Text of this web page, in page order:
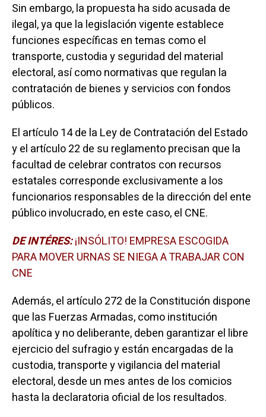
Sin embargo, la propuesta ha sido acusada de
ilegal, ya que la legislación vigente establece
funciones específicas en temas como el
transporte, custodia y seguridad del material
electoral, así como normativas que regulan la
contratación de bienes y servicios con fondos
públicos.
El artículo 14 de la Ley de Contratación del Estado
y el artículo 22 de su reglamento precisan que la
facultad de celebrar contratos con recursos
estatales corresponde exclusivamente a los
funcionarios responsables de la dirección del ente
público involucrado, en este caso, el CNE.
DE INTÉRES:¡INSÓLITO! EMPRESA ESCOGIDA
PARA MOVER URNAS SE NIEGA A TRABAJAR CON
CNE
Además, el artículo 272 de la Constitución dispone
que las Fuerzas Armadas, como institución
apolítica y no deliberante, deben garantizar el libre
ejercicio del sufragio y están encargadas de la
custodia, transporte y vigilancia del material
electoral, desde un mes antes de los comicios
hasta la declaratoria oficial de los resultados.